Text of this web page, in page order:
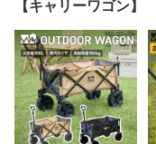
【キャリーワゴン】